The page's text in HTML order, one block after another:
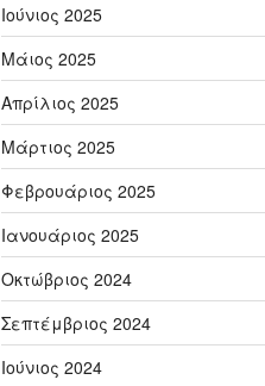
Ιούνιος 2025
Μάιος 2025
Απρίλιος 2025
Μάρτιος 2025
Φεβρουάριος 2025
Ιανουάριος 2025
Οκτώβριος 2024
Σεπτέμβριος 2024
Ιούνιος 2024